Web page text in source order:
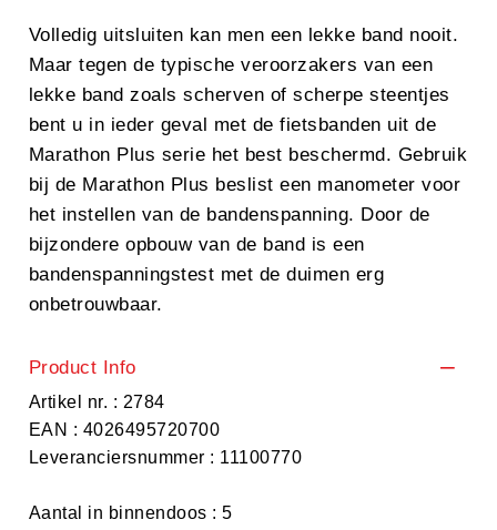
Volledig uitsluiten kan men een lekke band nooit.
Maar tegen de typische veroorzakers van een
lekke band zoals scherven of scherpe steentjes
bent u in ieder geval met de fietsbanden uit de
Marathon Plus serie het best beschermd. Gebruik
bij de Marathon Plus beslist een manometer voor
het instellen van de bandenspanning. Door de
bijzondere opbouw van de band is een
bandenspanningstest met de duimen erg
onbetrouwbaar.
Product Info
Artikel nr. : 2784
EAN : 4026495720700
Leveranciersnummer : 11100770
Aantal in binnendoos : 5